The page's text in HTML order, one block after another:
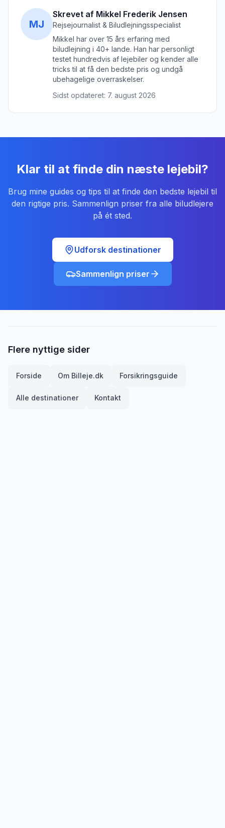
MJ
Skrevet af Mikkel Frederik Jensen
Rejsejournalist & Biludlejningsspecialist
Mikkel har over 15 års erfaring med
biludlejning i 40+ lande. Han har personligt
testet hundredvis af lejebiler og kender alle
tricks til at få den bedste pris og undgå
ubehagelige overraskelser.
Sidst opdateret: 7. august 2026
Klar til at finde din næste lejebil?
Brug mine guides og tips til at finde den bedste lejebil til
den rigtige pris. Sammenlign priser fra alle biludlejere
på ét sted.
Udforsk destinationer
Sammenlign priser
Flere nyttige sider
Forside Om Billeje.dk Forsikringsguide
Alle destinationer Kontakt